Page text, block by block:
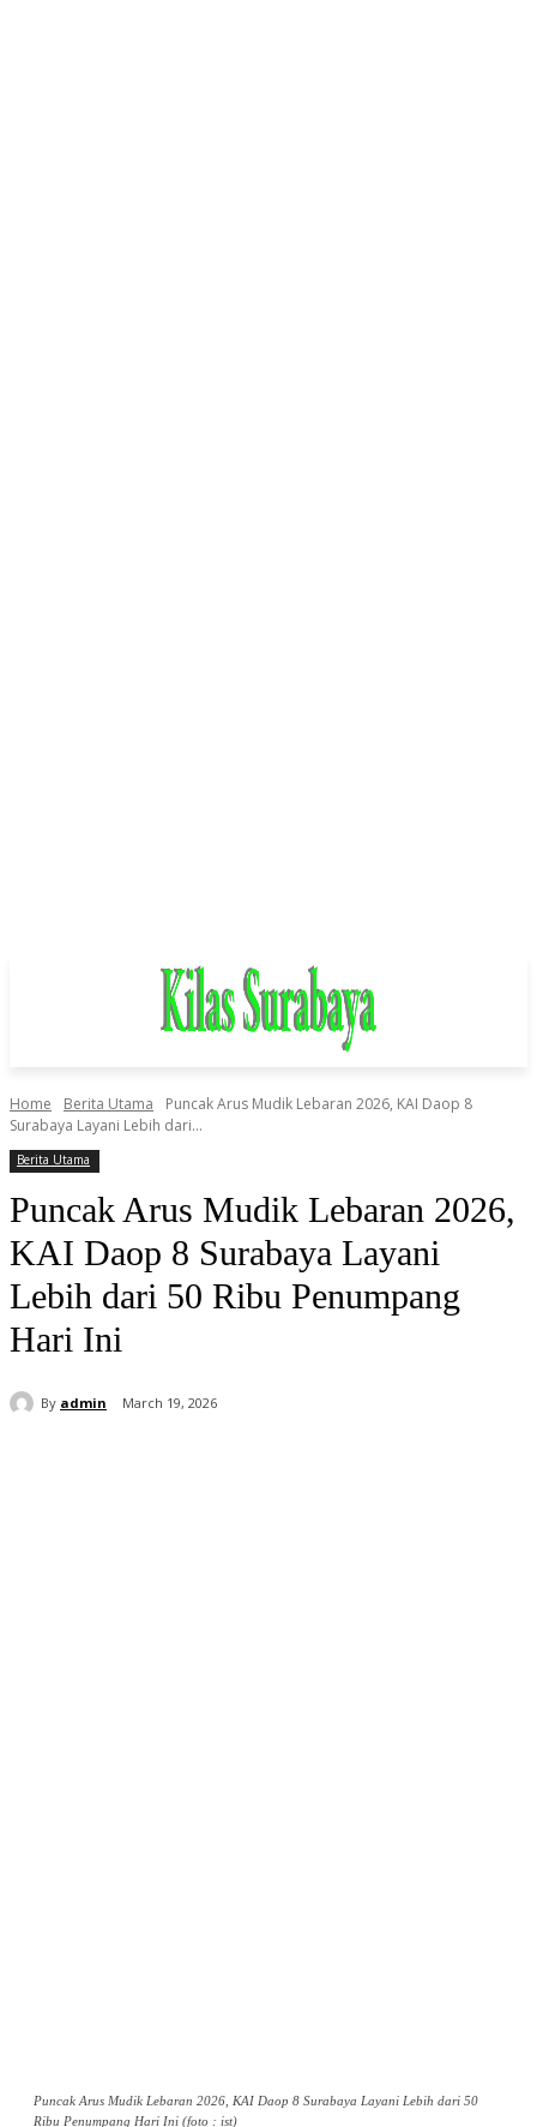
Home Berita Utama
Puncak Arus Mudik Lebaran 2026, KAI Daop 8
Surabaya Layani Lebih dari...
Berita Utama
Puncak Arus Mudik Lebaran 2026,
KAI Daop 8 Surabaya Layani
Lebih dari 50 Ribu Penumpang
Hari Ini
By admin March 19, 2026
Puncak Arus Mudik Lebaran 2026, KAI Daop 8 Surabaya Layani Lebih dari 50
Ribu Penumpang Hari Ini (foto : ist)